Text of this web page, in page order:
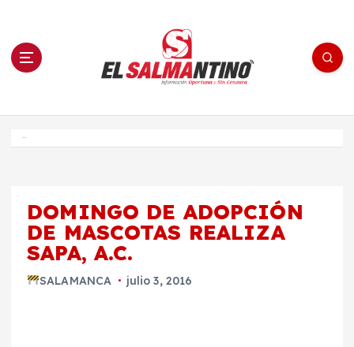
n El Salmantino - medios/noticias/editorial
DOMINGO DE ADOPCIÓN
DE MASCOTAS REALIZA
SAPA, A.C.
SALAMANCA julio 3, 2016